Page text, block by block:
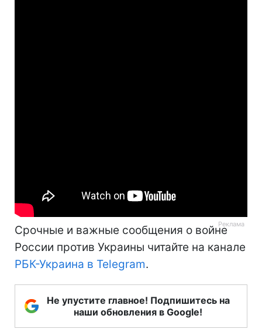
Срочные и важные сообщения о войне
России против Украины читайте на канале
РБК-Украина в Telegram.
Не упустите главное! Подпишитесь на
наши обновления в Google!